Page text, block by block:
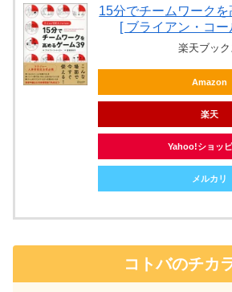
15分でチームワーク
[ ブライアン・コー
楽天ブック
Amazon
楽天
Yahoo!ショッ
メルカリ
コトバのチカ